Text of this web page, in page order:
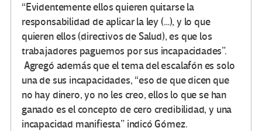
“Evidentemente ellos quieren quitarse la
responsabilidad de aplicar la ley (…), y lo que
quieren ellos (directivos de Salud), es que los
trabajadores paguemos por sus incapacidades”.
Agregó además que el tema del escalafón es solo
una de sus incapacidades, “eso de que dicen que
no hay dinero, yo no les creo, ellos lo que se han
ganado es el concepto de cero credibilidad, y una
incapacidad manifiesta” indicó Gómez.